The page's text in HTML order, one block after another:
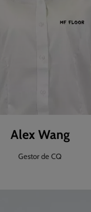
Alex Wang
Gestor de CQ